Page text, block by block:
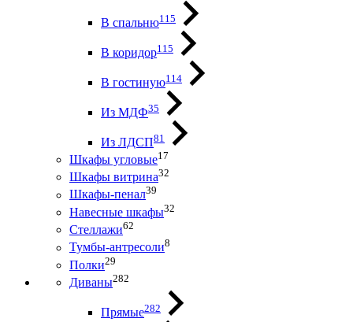
В спальню115
В коридор115
В гостиную114
Из МДФ35
Из ЛДСП81
Шкафы угловые17
Шкафы витрина32
Шкафы-пенал39
Навесные шкафы32
Стеллажи62
Тумбы-антресоли8
Полки29
Диваны282
Прямые282